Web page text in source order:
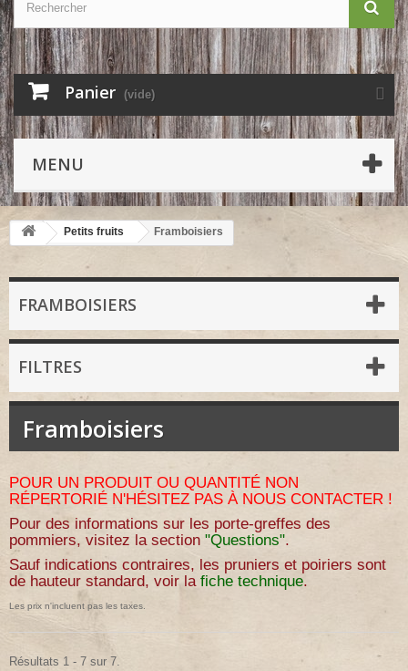
Panier (vide)
MENU
Petits fruits Framboisiers
FRAMBOISIERS
FILTRES
Framboisiers
POUR UN PRODUIT OU QUANTITÉ NON
RÉPERTORIÉ N'HÉSITEZ PAS À NOUS CONTACTER !
Pour des informations sur les porte-greffes des
pommiers, visitez la section "Questions".
Sauf indications contraires, les pruniers et poiriers sont
de hauteur standard, voir la fiche technique.
Les prix n'incluent pas les taxes.
Résultats 1 - 7 sur 7.